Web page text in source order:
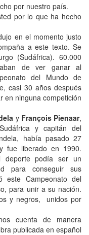
por nuestro país.
por lo que ha hecho
en el momento justo
a este texto. Se
(Sudáfrica). 60.000
de ver ganar al
del Mundo de
casi 30 años después
en ninguna competición
y François Pienaar,
y capitán del
había pasado 27
fue liberado en 1990.
podía ser un
para conseguir sus
este Campeonato del
para unir a su nación.
y negros, unidos por
cuenta de manera
publicada en español